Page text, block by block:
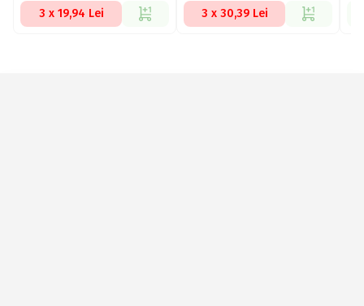
3 x 19,94 Lei 3 x 30,39 Lei